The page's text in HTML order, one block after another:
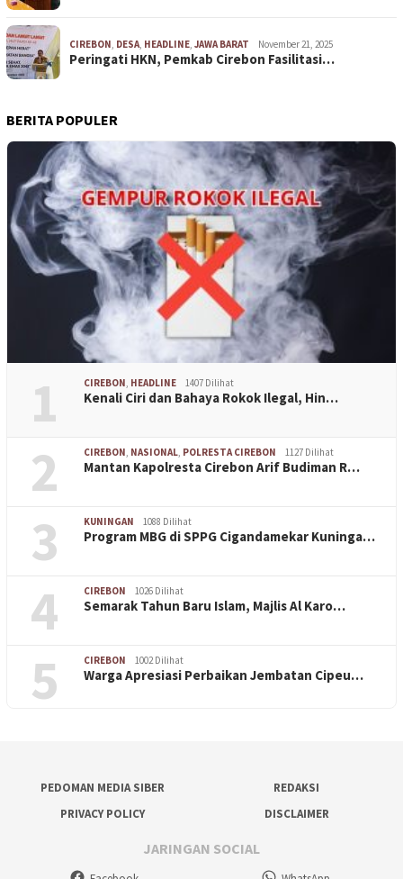
CIREBON, DESA, HEADLINE, JAWA BARAT November 21, 2025
Peringati HKN, Pemkab Cirebon Fasilitasi…
BERITA POPULER
1 CIREBON, HEADLINE 1407 Dilihat
Kenali Ciri dan Bahaya Rokok Ilegal, Hin…
2 CIREBON, NASIONAL, POLRESTA CIREBON 1127 Dilihat
Mantan Kapolresta Cirebon Arif Budiman R…
3 KUNINGAN 1088 Dilihat
Program MBG di SPPG Cigandamekar Kuninga…
4 CIREBON 1026 Dilihat
Semarak Tahun Baru Islam, Majlis Al Karo…
5 CIREBON 1002 Dilihat
Warga Apresiasi Perbaikan Jembatan Cipeu…
PEDOMAN MEDIA SIBER
REDAKSI
PRIVACY POLICY
DISCLAIMER
JARINGAN SOCIAL